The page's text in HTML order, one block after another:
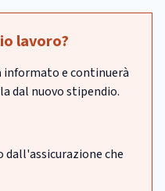
lavoro?
informato e continuerà
dal nuovo stipendio.
dall'assicurazione che